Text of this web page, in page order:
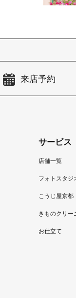
来店予約
サービス
店舗一覧
フォトスタジ
こうじ屋京都
きものクリー
お仕立て